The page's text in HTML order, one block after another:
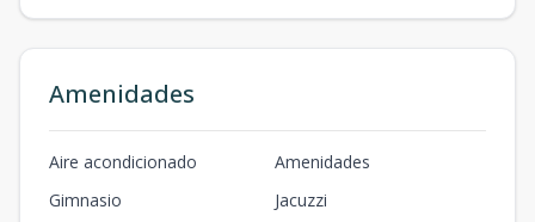
Amenidades
Aire acondicionado
Amenidades
Gimnasio
Jacuzzi